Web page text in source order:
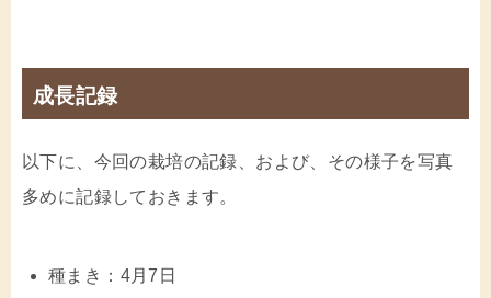
成長記録
以下に、今回の栽培の記録、および、その様子を写真
多めに記録しておきます。
種まき：4月7日